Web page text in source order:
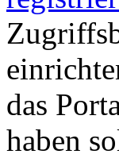
das
haben